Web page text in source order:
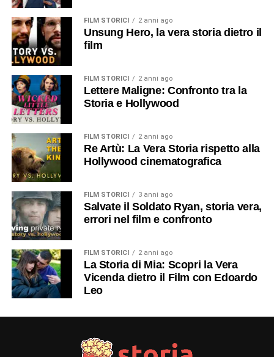
FILM STORICI 2 anni ago
Unsung Hero, la vera storia dietro il
film
FILM STORICI 2 anni ago
Lettere Maligne: Confronto tra la
Storia e Hollywood
FILM STORICI 2 anni ago
Re Artù: La Vera Storia rispetto alla
Hollywood cinematografica
FILM STORICI 3 anni ago
Salvate il Soldato Ryan, storia vera,
errori nel film e confronto
FILM STORICI 2 anni ago
La Storia di Mia: Scopri la Vera
Vicenda dietro il Film con Edoardo
Leo